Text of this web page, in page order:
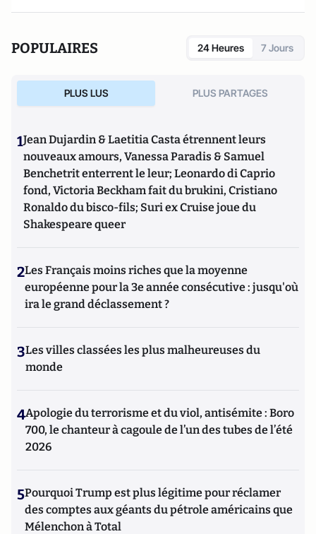
POPULAIRES 24 Heures 7 Jours
PLUS LUS PLUS PARTAGES
1Jean Dujardin & Laetitia Casta étrennent leurs
nouveaux amours, Vanessa Paradis & Samuel
Benchetrit enterrent le leur; Leonardo di Caprio
fond, Victoria Beckham fait du brukini, Cristiano
Ronaldo du bisco-fils; Suri ex Cruise joue du
Shakespeare queer
2Les Français moins riches que la moyenne
européenne pour la 3e année consécutive : jusqu'où
ira le grand déclassement ?
3Les villes classées les plus malheureuses du
monde
4Apologie du terrorisme et du viol, antisémite : Boro
700, le chanteur à cagoule de l’un des tubes de l’été
2026
5Pourquoi Trump est plus légitime pour réclamer
des comptes aux géants du pétrole américains que
Mélenchon à Total